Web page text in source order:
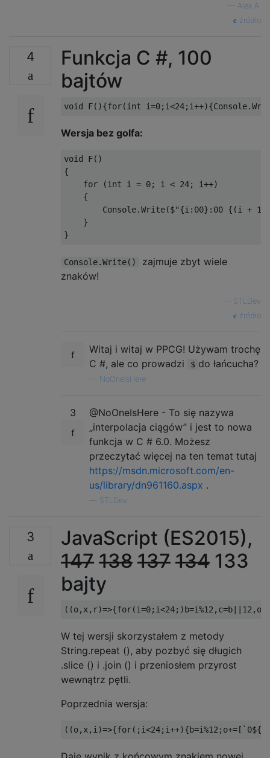
Alex A.
źródło
4
Funkcja C #, 100
bajtów
Wersja bez golfa:
void F()
{
    for (int i = 0; i < 24; i++)
    {
Console.Write($"{i:00}:00 {(i +
    }
Console.Write()
zajmuje zbyt wiele
znaków!
STLDev
źródło
Witaj i witaj w PPCG! Używam trochę
C #, ale co prowadzi
$ do łańcucha?
NoOneIsHere
3
@NoOneIsHere - To się nazywa
„interpolacja ciągów” i jest to nowa
funkcja w C # 6.0. Możesz
przeczytać więcej na ten temat tutaj
https://msdn.microsoft.com/en-
us/library/dn961160.aspx .
STLDev
3
JavaScript (ES2015),
147 138 137 134 133
bajty
W tej wersji skorzystałem z metody
String.repeat (), aby pozbyć się długich
.slice () i .join () i przeniosłem przyrost
wewnątrz pętli.
Poprzednia wersja: